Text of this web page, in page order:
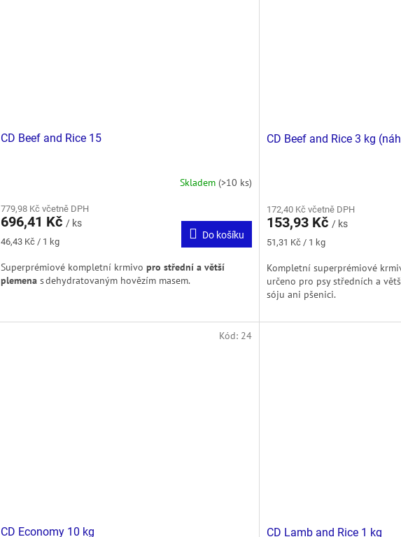
CD Beef and Rice 15
Skladem (>10 ks)
779,98 Kč včetně DPH
696,41 Kč/ ks
Měrná
46,43 Kč / 1 kg
Do košíku
Superprémiové kompletní krmivo pro střední a větší
plemena s dehydratovaným hovězím masem.
CD Beef and Rice 3 kg
172,40 Kč včetně DPH
153,93 Kč / ks
Měrná
51,31 Kč / 1 kg
Kompletní superprémiové
určeno pro psy středních a
sóju ani pšenici.
CD Economy 10 kg
Kód: 24
CD Lamb and Rice 1 kg